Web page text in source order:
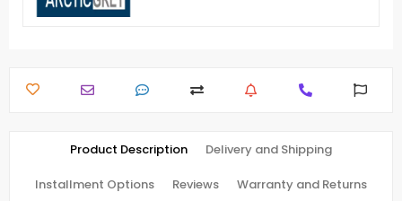
Product Description Delivery and Shipping
Installment Options Reviews Warranty and Returns